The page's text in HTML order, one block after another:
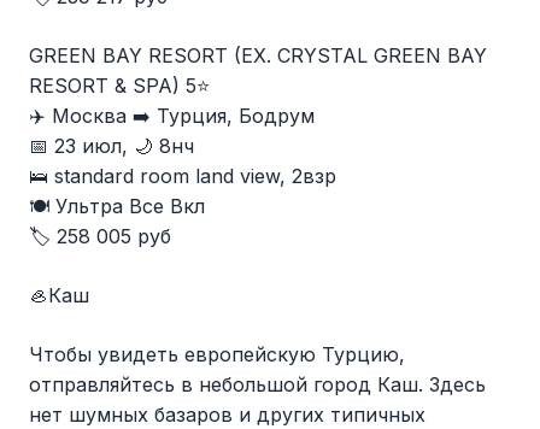
GREEN BAY RESORT (EX. CRYSTAL GREEN BAY
RESORT & SPA) 5⭐️
✈️ Москва ➡️ Турция, Бодрум
📅 23 июл, 🌙 8нч
🛌 standard room land view, 2взр
🍽 Ультра Все Вкл
🏷️ 258 005 руб
🦪Каш
Чтобы увидеть европейскую Турцию,
отправляйтесь в небольшой город Каш. Здесь
нет шумных базаров и других типичных